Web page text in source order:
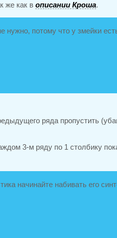
же как в описании Кроша.
нужно, потому что у змейки
ряда пропустить
3-м ряду по 1 столбику
начинайте набивать его